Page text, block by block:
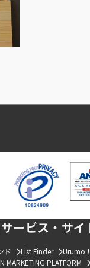
ービス・サイ
ド List Finder
Urumo！
MARKETING PLATFORM